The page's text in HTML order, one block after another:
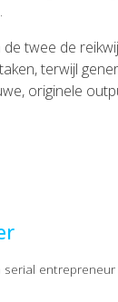
twee de
terwijl
originele
serial